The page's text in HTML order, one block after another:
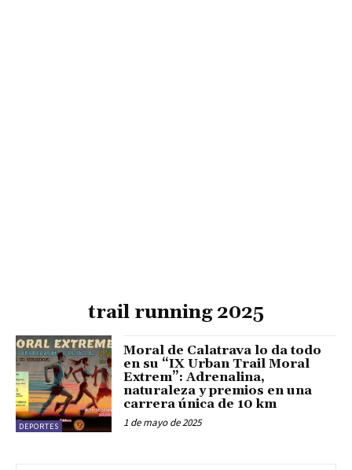
trail running 2025
DEPORTES
Moral de Calatrava lo da todo
en su “IX Urban Trail Moral
Extrem”: Adrenalina,
naturaleza y premios en una
carrera única de 10 km
1 de mayo de 2025